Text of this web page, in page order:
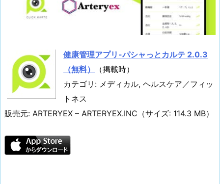
健康管理アプリ-パシャっとカルテ 2.0.3
（無料）
（掲載時）
カテゴリ: メディカル, ヘルスケア／フィッ
トネス
販売元: ARTERYEX – ARTERYEX.INC（サイズ: 114.3 MB）